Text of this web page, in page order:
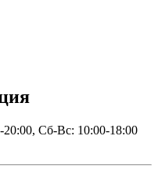
Сб-Вс: 10:00-18:00